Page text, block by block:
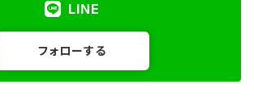
LINE
フォローする